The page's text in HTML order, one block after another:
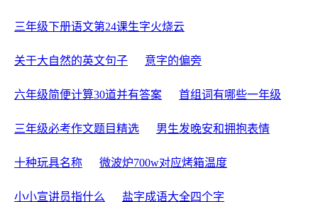
三年级下册语文第24课生字火烧云
关于大自然的英文句子 意字的偏旁
六年级简便计算30道并有答案 首组词有哪些一年级
三年级必考作文题目精选 男生发晚安和拥抱表情
十种玩具名称 微波炉700w对应烤箱温度
小小宣讲员指什么 盐字成语大全四个字